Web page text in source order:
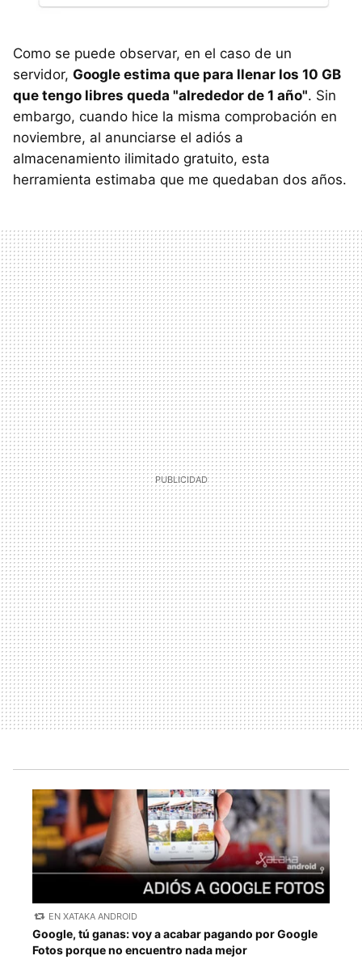
Como se puede observar, en el caso de un
servidor, Google estima que para llenar los 10 GB
que tengo libres queda "alrededor de 1 año". Sin
embargo, cuando hice la misma comprobación en
noviembre, al anunciarse el adiós a
almacenamiento ilimitado gratuito, esta
herramienta estimaba que me quedaban dos años.
EN XATAKA ANDROID
Google, tú ganas: voy a acabar pagando por Google
Fotos porque no encuentro nada mejor